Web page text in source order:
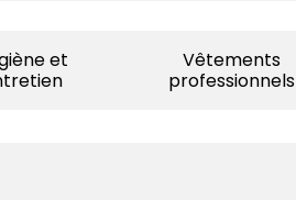
et
Vêtements
professionnels